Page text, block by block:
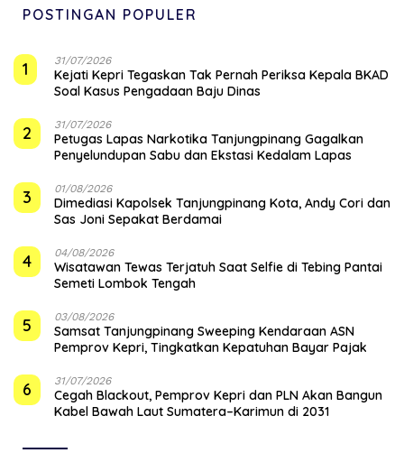
POSTINGAN POPULER
1 31/07/2026
Kejati Kepri Tegaskan Tak Pernah Periksa Kepala BKAD
Soal Kasus Pengadaan Baju Dinas
2 31/07/2026
Petugas Lapas Narkotika Tanjungpinang Gagalkan
Penyelundupan Sabu dan Ekstasi Kedalam Lapas
3 01/08/2026
Dimediasi Kapolsek Tanjungpinang Kota, Andy Cori dan
Sas Joni Sepakat Berdamai
4 04/08/2026
Wisatawan Tewas Terjatuh Saat Selfie di Tebing Pantai
Semeti Lombok Tengah
5 03/08/2026
Samsat Tanjungpinang Sweeping Kendaraan ASN
Pemprov Kepri, Tingkatkan Kepatuhan Bayar Pajak
6 31/07/2026
Cegah Blackout, Pemprov Kepri dan PLN Akan Bangun
Kabel Bawah Laut Sumatera–Karimun di 2031